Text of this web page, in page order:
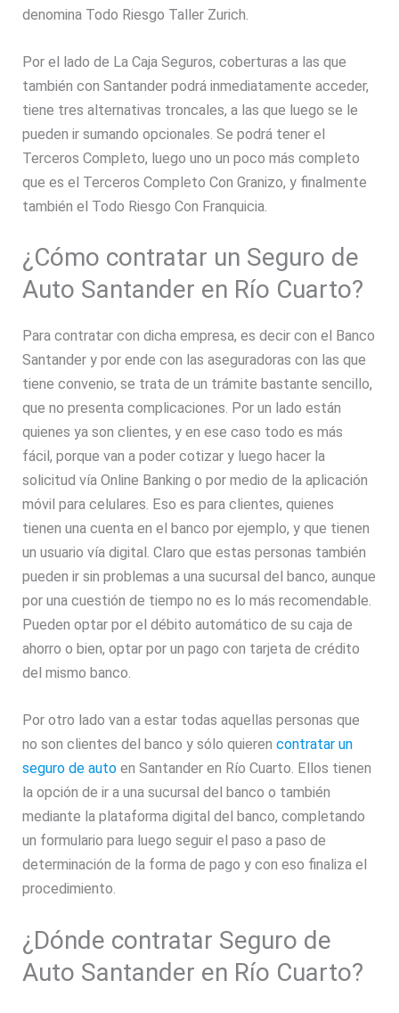
denomina Todo Riesgo Taller Zurich.
Por el lado de La Caja Seguros, coberturas a las que
también con Santander podrá inmediatamente acceder,
tiene tres alternativas troncales, a las que luego se le
pueden ir sumando opcionales. Se podrá tener el
Terceros Completo, luego uno un poco más completo
que es el Terceros Completo Con Granizo, y finalmente
también el Todo Riesgo Con Franquicia.
¿Cómo contratar un Seguro de
Auto Santander en Río Cuarto?
Para contratar con dicha empresa, es decir con el Banco
Santander y por ende con las aseguradoras con las que
tiene convenio, se trata de un trámite bastante sencillo,
que no presenta complicaciones. Por un lado están
quienes ya son clientes, y en ese caso todo es más
fácil, porque van a poder cotizar y luego hacer la
solicitud vía Online Banking o por medio de la aplicación
móvil para celulares. Eso es para clientes, quienes
tienen una cuenta en el banco por ejemplo, y que tienen
un usuario vía digital. Claro que estas personas también
pueden ir sin problemas a una sucursal del banco, aunque
por una cuestión de tiempo no es lo más recomendable.
Pueden optar por el débito automático de su caja de
ahorro o bien, optar por un pago con tarjeta de crédito
del mismo banco.
Por otro lado van a estar todas aquellas personas que
no son clientes del banco y sólo quierencontratar un
seguro de auto en Santander en Río Cuarto. Ellos tienen
la opción de ir a una sucursal del banco o también
mediante la plataforma digital del banco, completando
un formulario para luego seguir el paso a paso de
determinación de la forma de pago y con eso finaliza el
procedimiento.
¿Dónde contratar Seguro de
Auto Santander en Río Cuarto?